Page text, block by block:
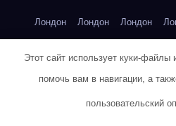
Лондон Лондон Лондон
Лондон Лондон
Лондон Лондон Лондон
Этот сайт использует куки-файлы
помочь вам в навигации, а
пользовательский